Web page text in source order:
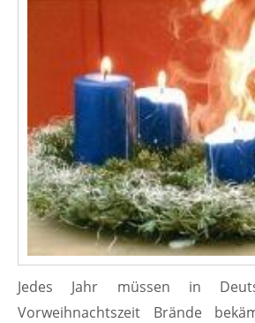
Jedes Jahr müssen in
Vorweihnachtszeit Brände